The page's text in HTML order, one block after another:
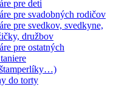
pre deti
pre svadobných rodičov
pre svedkov, svedkyne,
družbov
pre ostatných
do torty